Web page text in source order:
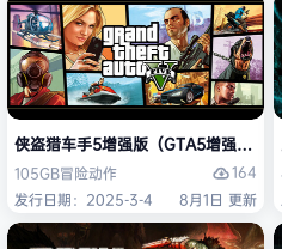
侠盗猎车手5增强版（GTA5增强版
105GB冒险动作
164
发行日期：2025-3-4
8月1日 更新